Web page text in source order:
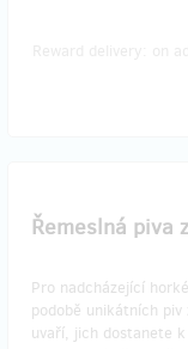
Řemeslná piva
Pro nadcházející
podobě unikátních
uvaří, jich dostanete